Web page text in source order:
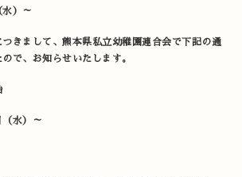
水）～
きまして、熊本県私立幼稚園連合会で下記の通
で、お知らせいたします。
（水）～